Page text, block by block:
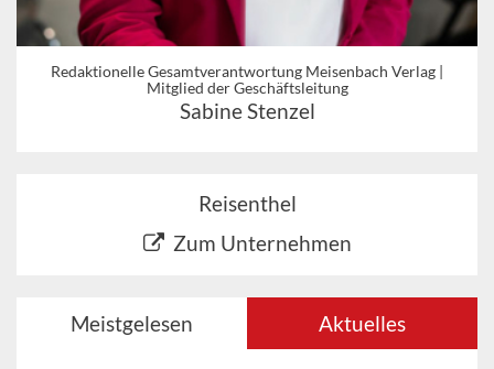
Redaktionelle Gesamtverantwortung Meisenbach Verlag |
Mitglied der Geschäftsleitung
Sabine Stenzel
Reisenthel
Zum Unternehmen
Meistgelesen Aktuelles